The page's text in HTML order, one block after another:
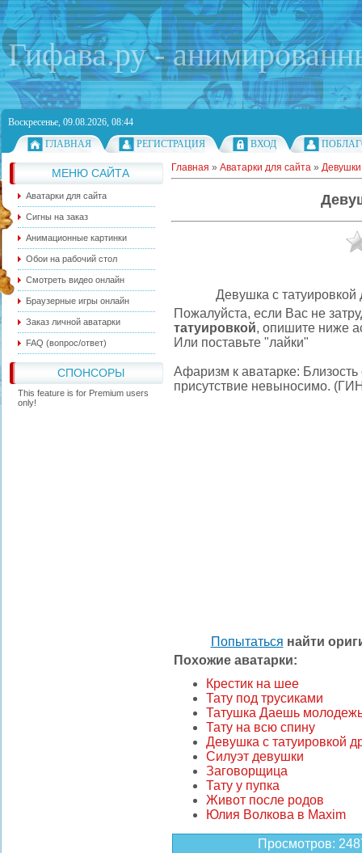
Гифава.ру -
Воскресенье, 09.08.2026, 08:44
ГЛАВНАЯ
РЕГИСТРАЦИЯ ВХОД
МЕНЮ САЙТА
Аватарки для сайта
Сигны на заказ
Анимационные картинки
Обои на рабочий стол
Смотреть видео онлайн
Браузерные игры онлайн
Заказ личной аватарки
FAQ (вопрос/ответ)
СПОНСОРЫ
This feature is for Premium users
only!
Главная » Аватарки для сайта »
Девушка с татуировкой
Пожалуйста, если Вас не
татуировкой, опишите ниже
Или поставьте "лайки"
Афаризм к аватарке:
присутствие невыносимо.
Попытаться найти
Похожие аватарки:
Крестик на шее
Тату под трусиками
Татушка Даешь
Тату на всю спину
Девушка с татуировкой
Силуэт девушки
Заговорщица
Тату у пупка
Живот после родов
Юлия Волкова в Maxim
Просмотров: